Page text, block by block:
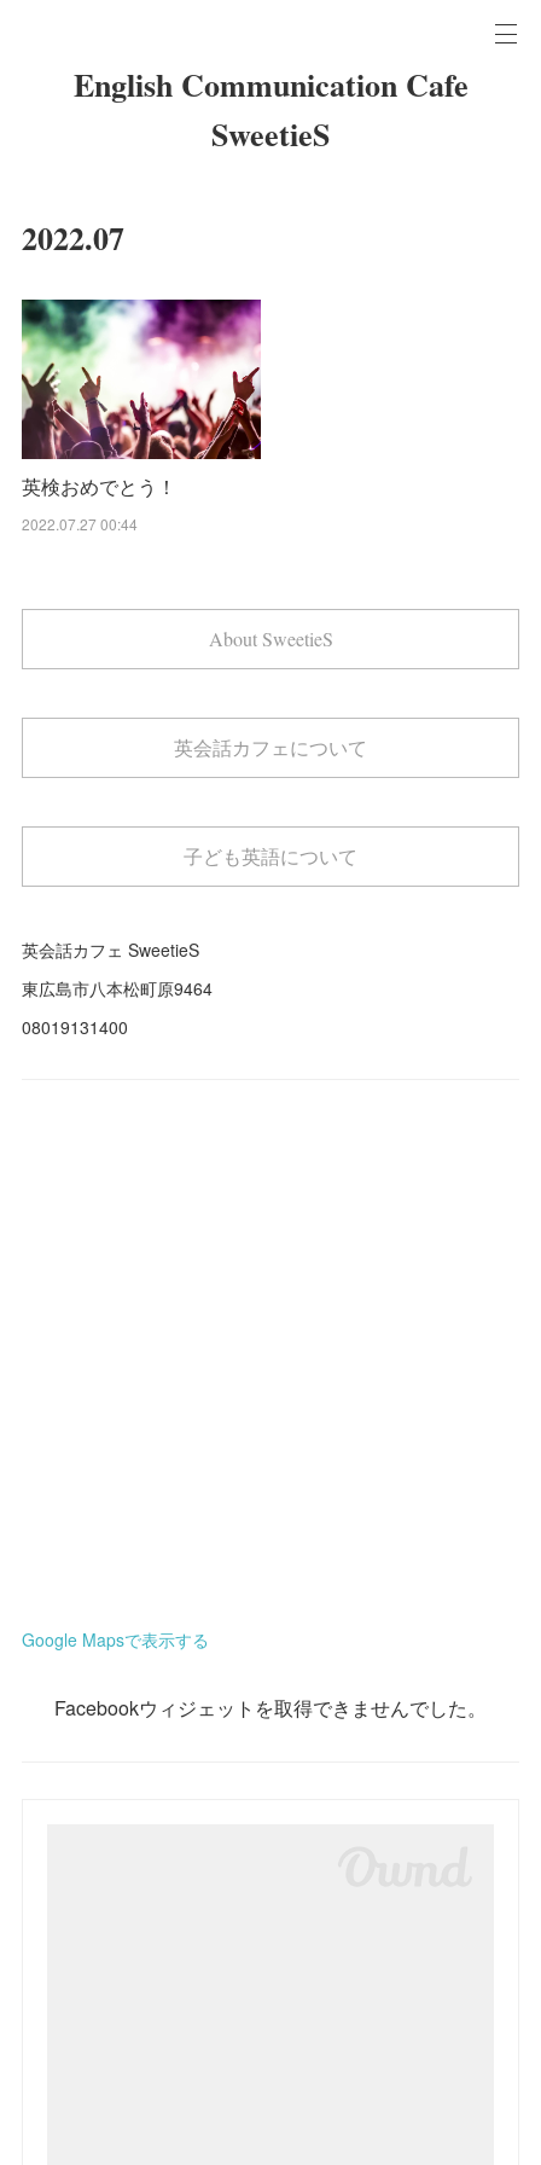
English Communication Cafe
SweetieS
2022.07
英検おめでとう！
2022.07.27 00:44
About SweetieS
英会話カフェについて
子ども英語について
英会話カフェ SweetieS
東広島市八本松町原9464
08019131400
Google Mapsで表示する
Facebookウィジェットを取得できませんでした。